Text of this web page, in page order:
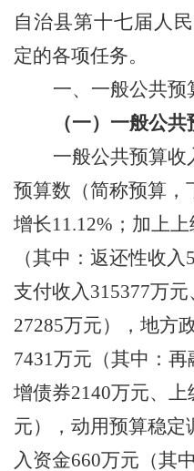
自治县第十七届人
定的各项任务。
一、一般公共预
（一）一般公
一般公共预算收
预算数 （简称预算，
增长11.12% ； 加上上
（其中：返还性收入
支付收入315377万元
27285万元） ， 地方
7431万元 （其中：再
增债券2140万元、上
元）
， 动用预算稳定
入资金660万元（其